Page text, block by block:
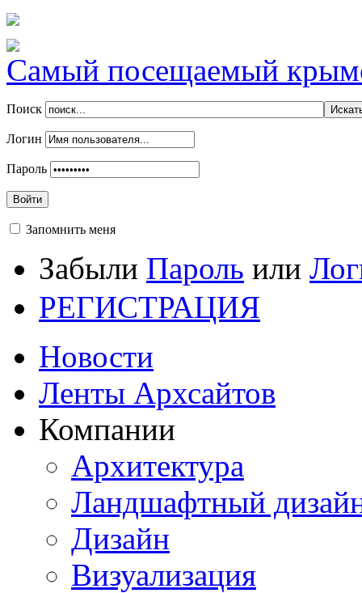
Самый посещаемый
Поиск
Логин
Пароль
Войти
Запомнить меня
Забыли Пароль или
РЕГИСТРАЦИЯ
Новости
Ленты Архсайтов
Компании
Архитектура
Ландшафтный
Дизайн
Визуализация